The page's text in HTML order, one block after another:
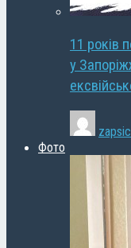
11 років
у
Фото